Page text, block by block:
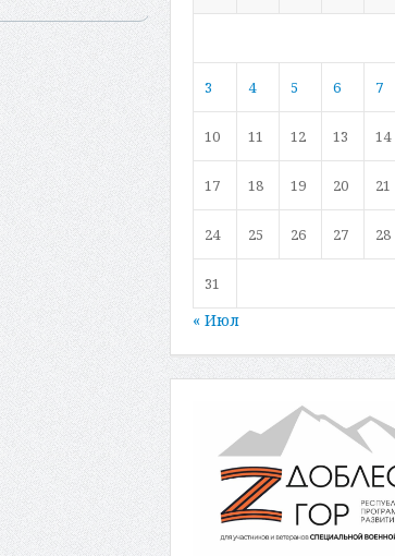
3 4 5 6 7
10 11 12 13 14
17 18 19 20 21
24 25 26 27 28
31
« Июл